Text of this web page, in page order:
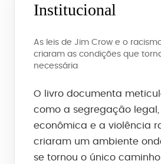
Institucional
As leis de Jim Crow e o
criaram as condições que
necessária
O livro documenta
como a segregação
econômica e a violência
criaram um ambiente
se tornou o único